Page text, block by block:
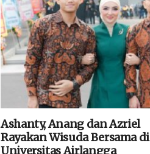
Ashanty, Anang dan Azriel
Rayakan Wisuda Bersama di
Universitas Airlangga